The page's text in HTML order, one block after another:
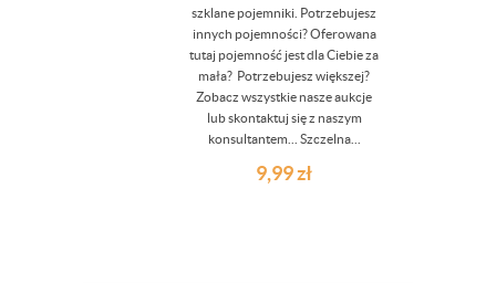
szklane pojemniki. Potrzebujesz
innych pojemności? Oferowana
tutaj pojemność jest dla Ciebie za
mała? Potrzebujesz większej?
Zobacz wszystkie nasze aukcje
lub skontaktuj się z naszym
konsultantem... Szczelna...
9,99zł